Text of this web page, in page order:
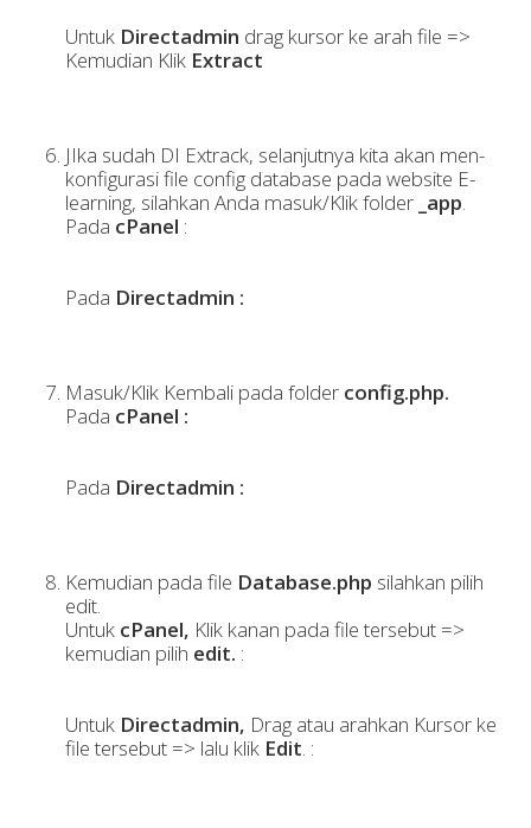
Untuk Directadmin drag kursor ke arah file =>
Kemudian Klik Extract
JIka sudah DI Extrack, selanjutnya kita akan men-
konfigurasi file config database pada website E-
learning, silahkan Anda masuk/Klik folder _app.
Pada cPanel :
Pada Directadmin :
Masuk/Klik Kembali pada folder config.php.
Pada cPanel :
Pada Directadmin :
Kemudian pada file Database.php silahkan pilih
edit.
Untuk cPanel, Klik kanan pada file tersebut =>
kemudian pilih edit. :
Untuk Directadmin, Drag atau arahkan Kursor ke
file tersebut => lalu klik Edit. :